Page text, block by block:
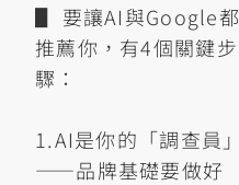
▋ 要讓AI與Google都
推薦你，有4個關鍵步
驟：
1.AI是你的「調查員」
——品牌基礎要做好